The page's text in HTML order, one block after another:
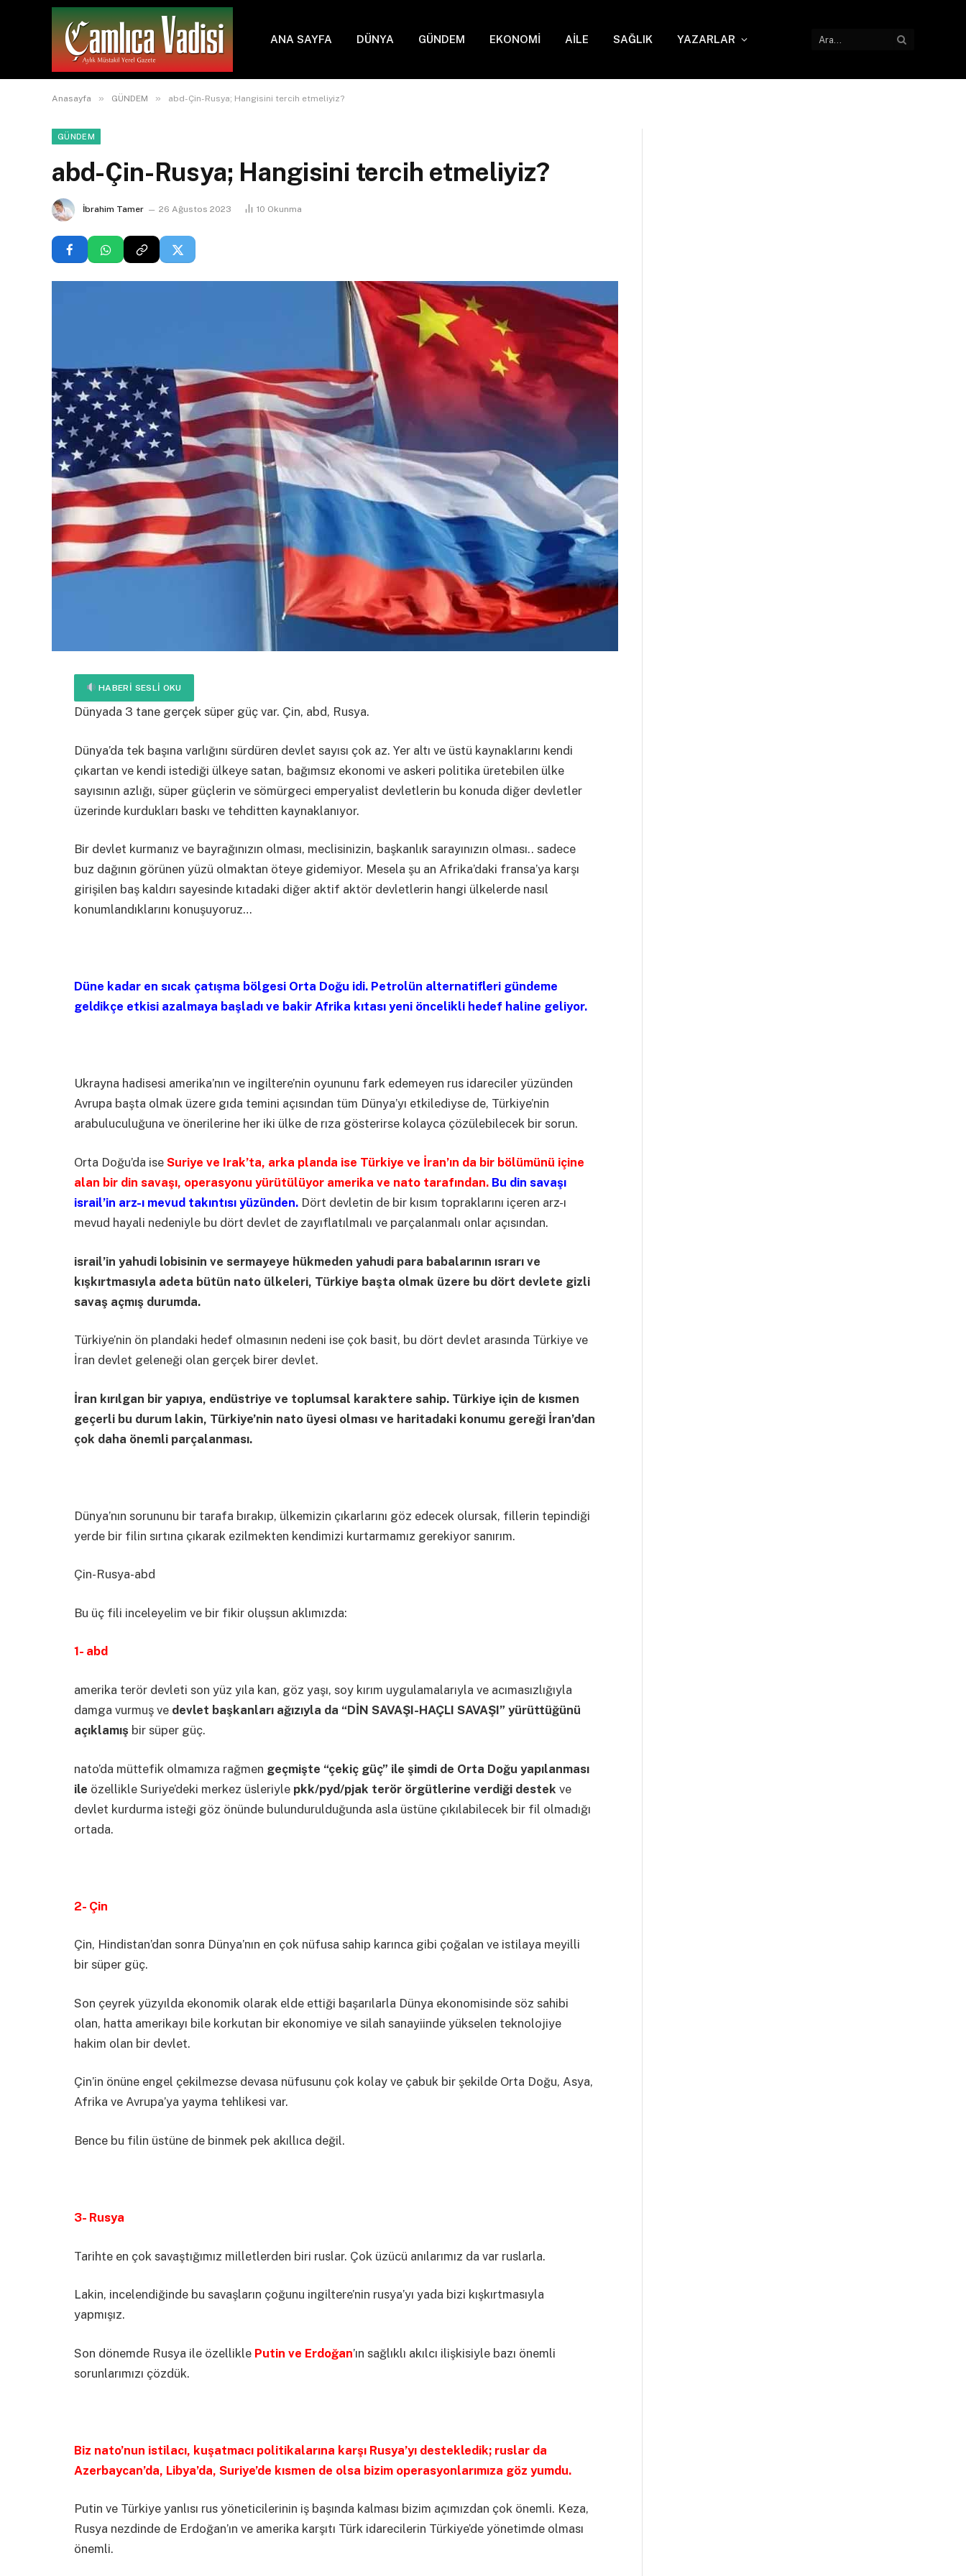
ANA SAYFA DÜNYA GÜNDEM EKONOMİ AİLE SAĞLIK YAZARLAR
Anasayfa » GÜNDEM » abd-Çin-Rusya; Hangisini tercih etmeliyiz?
GÜNDEM
abd-Çin-Rusya; Hangisini tercih etmeliyiz?
İbrahim Tamer 26 Ağustos 2023 10 Okunma
HABERI SESLI OKU
Dünyada 3 tane gerçek süper güç var. Çin, abd, Rusya.
Dünya’da tek başına varlığını sürdüren devlet sayısı çok az. Yer altı ve üstü kaynaklarını kendi
çıkartan ve kendi istediği ülkeye satan, bağımsız ekonomi ve askeri politika üretebilen ülke
sayısının azlığı, süper güçlerin ve sömürgeci emperyalist devletlerin bu konuda diğer devletler
üzerinde kurdukları baskı ve tehditten kaynaklanıyor.
Bir devlet kurmanız ve bayrağınızın olması, meclisinizin, başkanlık sarayınızın olması.. sadece
buz dağının görünen yüzü olmaktan öteye gidemiyor. Mesela şu an Afrika’daki fransa’ya karşı
girişilen baş kaldırı sayesinde kıtadaki diğer aktif aktör devletlerin hangi ülkelerde nasıl
konumlandıklarını konuşuyoruz…
Düne kadar en sıcak çatışma bölgesi Orta Doğu idi. Petrolün alternatifleri gündeme
geldikçe etkisi azalmaya başladı ve bakir Afrika kıtası yeni öncelikli hedef haline geliyor.
Ukrayna hadisesi amerika’nın ve ingiltere’nin oyununu fark edemeyen rus idareciler yüzünden
Avrupa başta olmak üzere gıda temini açısından tüm Dünya’yı etkilediyse de, Türkiye’nin
arabuluculuğuna ve önerilerine her iki ülke de rıza gösterirse kolayca çözülebilecek bir sorun.
Orta Doğu’da ise Suriye ve Irak’ta, arka planda ise Türkiye ve İran’ın da bir bölümünü içine
alan bir din savaşı, operasyonu yürütülüyor amerika ve nato tarafından. Bu din savaşı
israil’in arz-ı mevud takıntısı yüzünden. Dört devletin de bir kısım topraklarını içeren arz-ı
mevud hayali nedeniyle bu dört devlet de zayıflatılmalı ve parçalanmalı onlar açısından.
israil’in yahudi lobisinin ve sermayeye hükmeden yahudi para babalarının ısrarı ve
kışkırtmasıyla adeta bütün nato ülkeleri, Türkiye başta olmak üzere bu dört devlete gizli
savaş açmış durumda.
Türkiye’nin ön plandaki hedef olmasının nedeni ise çok basit, bu dört devlet arasında Türkiye ve
İran devlet geleneği olan gerçek birer devlet.
İran kırılgan bir yapıya, endüstriye ve toplumsal karaktere sahip. Türkiye için de kısmen
geçerli bu durum lakin, Türkiye’nin nato üyesi olması ve haritadaki konumu gereği İran’dan
çok daha önemli parçalanması.
Dünya’nın sorununu bir tarafa bırakıp, ülkemizin çıkarlarını göz edecek olursak, fillerin tepindiği
yerde bir filin sırtına çıkarak ezilmekten kendimizi kurtarmamız gerekiyor sanırım.
Çin-Rusya-abd
Bu üç fili inceleyelim ve bir fikir oluşsun aklımızda:
1- abd
amerika terör devleti son yüz yıla kan, göz yaşı, soy kırım uygulamalarıyla ve acımasızlığıyla
damga vurmuş ve devlet başkanları ağızıyla da “DİN SAVAŞI-HAÇLI SAVAŞI” yürüttüğünü
açıklamış bir süper güç.
nato’da müttefik olmamıza rağmen geçmişte “çekiç güç” ile şimdi de Orta Doğu yapılanması
ile özellikle Suriye’deki merkez üsleriyle pkk/pyd/pjak terör örgütlerine verdiği destek ve
devlet kurdurma isteği göz önünde bulundurulduğunda asla üstüne çıkılabilecek bir fil olmadığı
ortada.
2- Çin
Çin, Hindistan’dan sonra Dünya’nın en çok nüfusa sahip karınca gibi çoğalan ve istilaya meyilli
bir süper güç.
Son çeyrek yüzyılda ekonomik olarak elde ettiği başarılarla Dünya ekonomisinde söz sahibi
olan, hatta amerikayı bile korkutan bir ekonomiye ve silah sanayiinde yükselen teknolojiye
hakim olan bir devlet.
Çin’in önüne engel çekilmezse devasa nüfusunu çok kolay ve çabuk bir şekilde Orta Doğu, Asya,
Afrika ve Avrupa’ya yayma tehlikesi var.
Bence bu filin üstüne de binmek pek akıllıca değil.
3- Rusya
Tarihte en çok savaştığımız milletlerden biri ruslar. Çok üzücü anılarımız da var ruslarla.
Lakin, incelendiğinde bu savaşların çoğunu ingiltere’nin rusya’yı yada bizi kışkırtmasıyla
yapmışız.
Son dönemde Rusya ile özellikle Putin ve Erdoğan’ın sağlıklı akılcı ilişkisiyle bazı önemli
sorunlarımızı çözdük.
Biz nato’nun istilacı, kuşatmacı politikalarına karşı Rusya’yı destekledik; ruslar da
Azerbaycan’da, Libya’da, Suriye’de kısmen de olsa bizim operasyonlarımıza göz yumdu.
Putin ve Türkiye yanlısı rus yöneticilerinin iş başında kalması bizim açımızdan çok önemli. Keza,
Rusya nezdinde de Erdoğan’ın ve amerika karşıtı Türk idarecilerin Türkiye’de yönetimde olması
önemli.